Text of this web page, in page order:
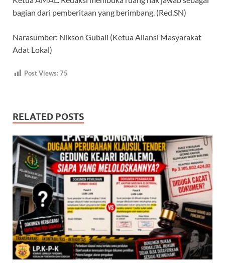
bagian dari pemberitaan yang berimbang. (Red.SN)
Narasumber: Nikson Gubali (Ketua Aliansi Masyarakat
Adat Lokal)
Post Views:75
RELATED POSTS